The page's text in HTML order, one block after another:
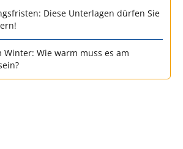
Diese Unterlagen dürfen Sie
Wie warm muss es am